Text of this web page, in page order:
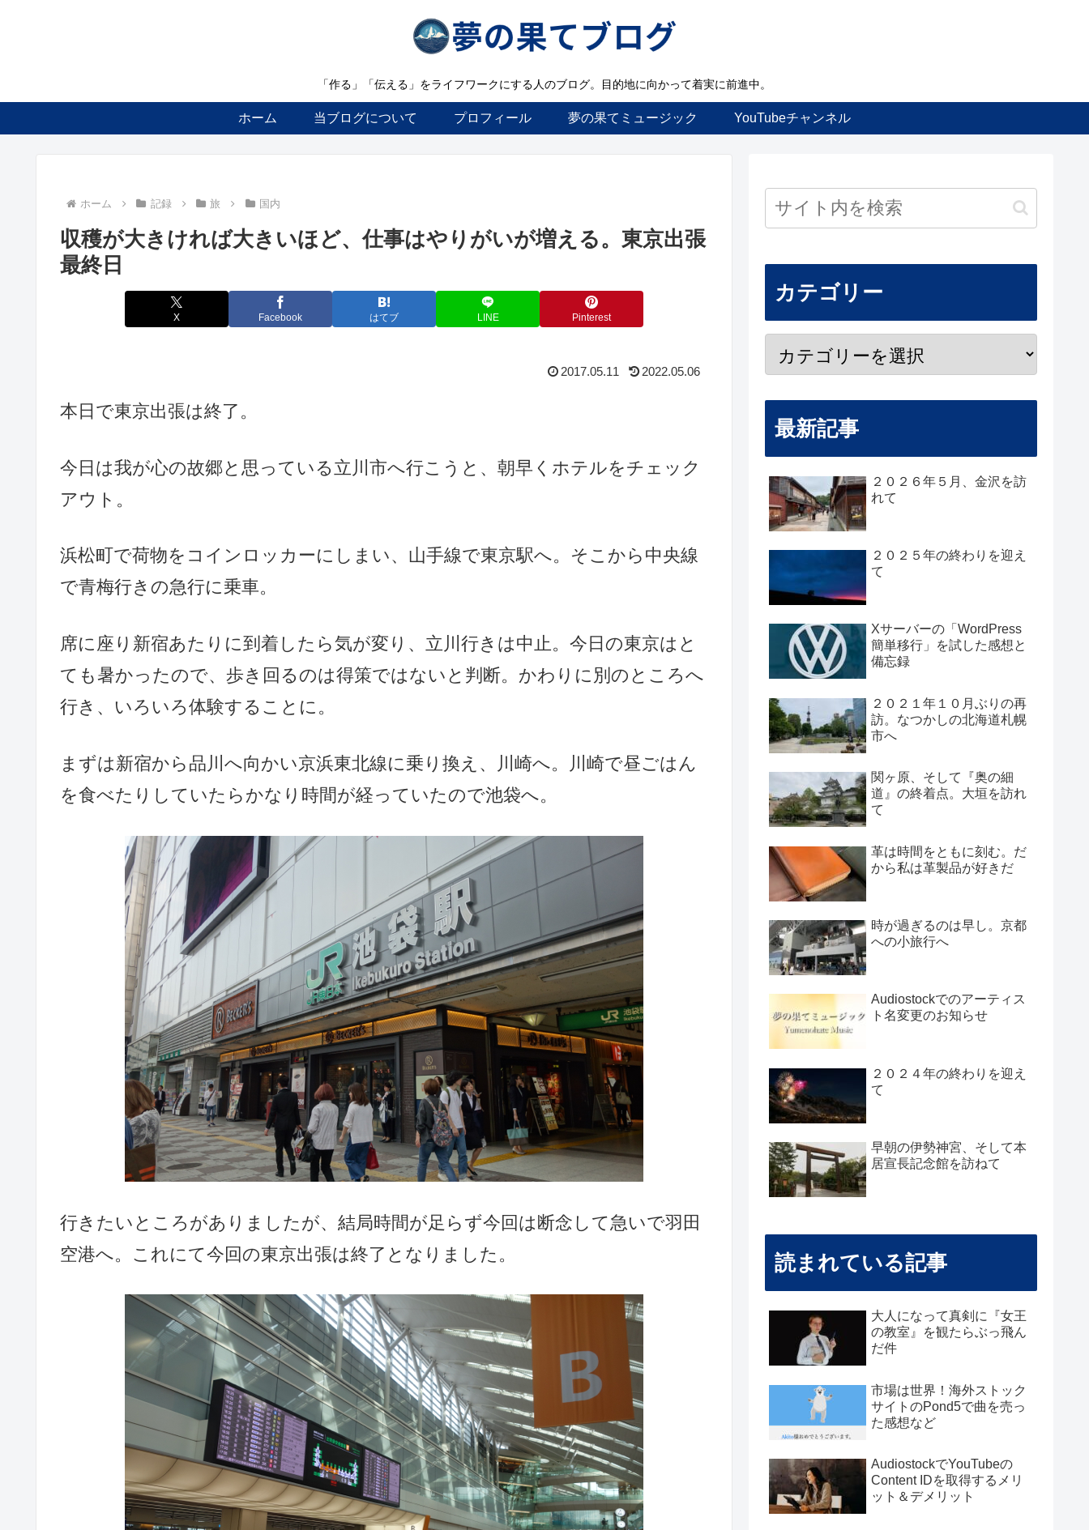
「作る」「伝える」をライフワークにする人のブログ。目的地に向かって着実に前進中。
ホーム 当ブログについて プロフィール 夢の果てミュージック YouTubeチャンネル
ホーム 記録 旅 国内
収穫が大きければ大きいほど、仕事はやりがいが増える。東京出張
最終日
X Facebook はてブ LINE Pinterest
2017.05.11 2022.05.06
本日で東京出張は終了。
今日は我が心の故郷と思っている立川市へ行こうと、朝早くホテルをチェック
アウト。
浜松町で荷物をコインロッカーにしまい、山手線で東京駅へ。そこから中央線
で青梅行きの急行に乗車。
席に座り新宿あたりに到着したら気が変り、立川行きは中止。今日の東京はと
ても暑かったので、歩き回るのは得策ではないと判断。かわりに別のところへ
行き、いろいろ体験することに。
まずは新宿から品川へ向かい京浜東北線に乗り換え、川崎へ。川崎で昼ごはん
を食べたりしていたらかなり時間が経っていたので池袋へ。
行きたいところがありましたが、結局時間が足らず今回は断念して急いで羽田
空港へ。これにて今回の東京出張は終了となりました。
カテゴリー
最新記事
２０２６年５月、金沢を訪
れて
２０２５年の終わりを迎え
て
Xサーバーの「WordPress
簡単移行」を試した感想と
備忘録
２０２１年１０月ぶりの再
訪。なつかしの北海道札幌
市へ
関ヶ原、そして『奥の細
道』の終着点。大垣を訪れ
て
革は時間をともに刻む。だ
から私は革製品が好きだ
時が過ぎるのは早し。京都
への小旅行へ
Audiostockでのアーティス
ト名変更のお知らせ
２０２４年の終わりを迎え
て
早朝の伊勢神宮、そして本
居宣長記念館を訪ねて
読まれている記事
大人になって真剣に『女王
の教室』を観たらぶっ飛ん
だ件
市場は世界！海外ストック
サイトのPond5で曲を売っ
た感想など
AudiostockでYouTubeの
Content IDを取得するメリ
ット＆デメリット